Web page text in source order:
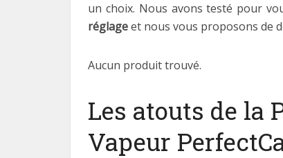
un choix. Nous avons testé pour
réglageet nous vous proposons de
Aucun produit trouvé.
Les atouts de la
Vapeur